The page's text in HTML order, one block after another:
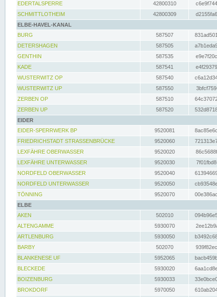
EDERTALSPERRE
42800310
SCHMITTLOTHEIM
42800309
ELBE-HAVEL-KANAL
BURG
587507
DETERSHAGEN
587505
GENTHIN
587535
KADE
587541
WUSTERWITZ OP
587540
WUSTERWITZ UP
587550
ZERBEN OP
587510
ZERBEN UP
587520
EIDER
EIDER-SPERRWERK BP
9520081
FRIEDRICHSTADT STRASSENBRÜCKE
9520060
LEXFÄHRE OBERWASSER
9520020
LEXFÄHRE UNTERWASSER
9520030
NORDFELD OBERWASSER
9520040
NORDFELD UNTERWASSER
9520050
TÖNNING
9520070
ELBE
AKEN
502010
ALTENGAMME
5930070
ARTLENBURG
5930050
BARBY
502070
BLANKENESE UF
5952065
BLECKEDE
5930020
BOIZENBURG
5930033
BROKDORF
5970050